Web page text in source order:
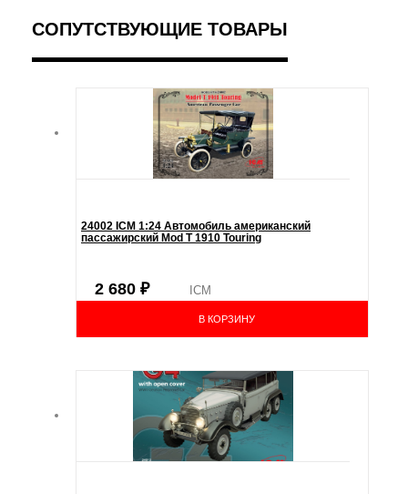
СОПУТСТВУЮЩИЕ ТОВАРЫ
24002 ICM 1:24 Автомобиль американский
пассажирский Mod T 1910 Touring
2 680 ₽ ICM
В КОРЗИНУ